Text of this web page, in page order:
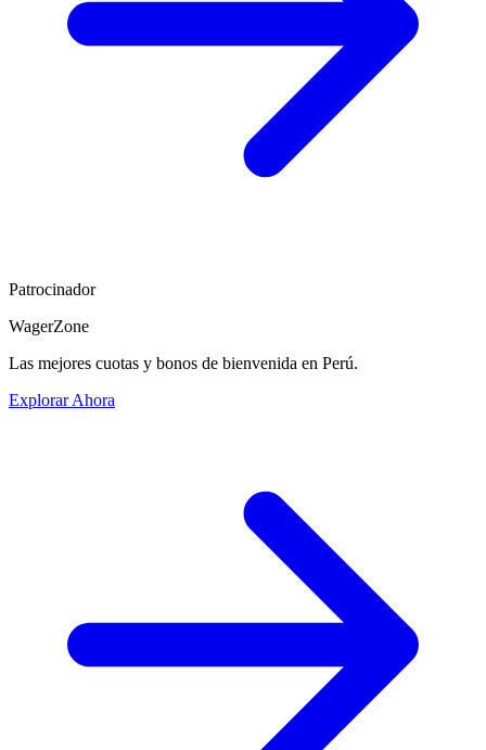
Patrocinador
WagerZone
Las mejores cuotas y bonos de bienvenida en Perú.
Explorar Ahora